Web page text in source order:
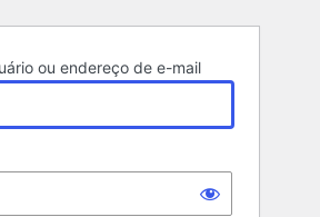
ou endereço de e-mail